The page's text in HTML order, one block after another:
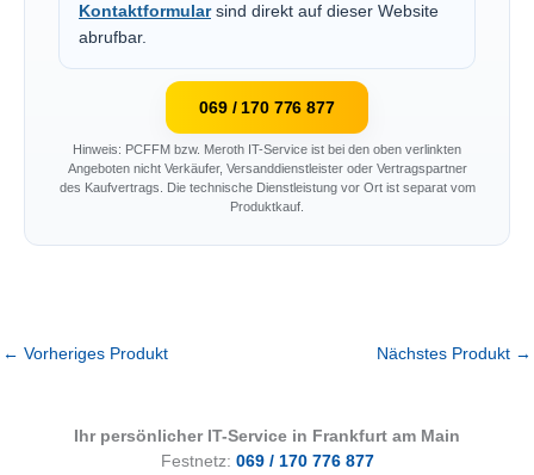
Kontaktformularsind direkt auf dieser Website
abrufbar.
069 / 170 776 877
Hinweis: PCFFM bzw. Meroth IT-Service ist bei den oben verlinkten
Angeboten nicht Verkäufer, Versanddienstleister oder Vertragspartner
des Kaufvertrags. Die technische Dienstleistung vor Ort ist separat vom
Produktkauf.
← Vorheriges Produkt Nächstes Produkt →
Ihr persönlicher IT-Service in Frankfurt am Main
Festnetz: 069 / 170 776 877